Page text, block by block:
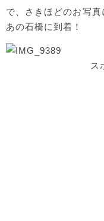
で、さきほどのお写真
あの石橋に到着！
ス